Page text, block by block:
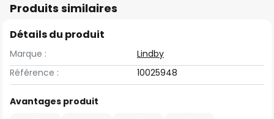
Produits similaires
Détails du produit
Marque :
Lindby
Référence :
10025948
Avantages produit